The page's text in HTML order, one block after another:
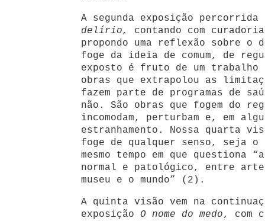
A segunda exposição percorrida
delírio, contando com
propondo uma reflexão sobre o
foge da ideia de comum, de
exposto é fruto de um trabalho
obras que extrapolou as
fazem parte de programas de
não. São obras que fogem do
incomodam, perturbam e, em
estranhamento. Nossa quarta
foge de qualquer senso, seja o
mesmo tempo em que
normal e patológico, entre
museu e o mundo” (2).
A quinta visão vem na
exposição O nome do medo, com